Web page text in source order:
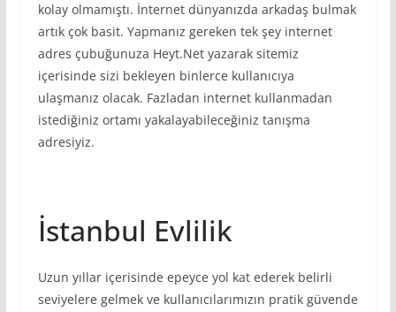
kolay olmamıştı. İnternet dünyanızda arkadaş bulmak
artık çok basit. Yapmanız gereken tek şey internet
adres çubuğunuza Heyt.Net yazarak sitemiz
içerisinde sizi bekleyen binlerce kullanıcıya
ulaşmanız olacak. Fazladan internet kullanmadan
istediğiniz ortamı yakalayabileceğiniz tanışma
adresiyiz.
İstanbul Evlilik
Uzun yıllar içerisinde epeyce yol kat ederek belirli
seviyelere gelmek ve kullanıcılarımızın pratik güvende